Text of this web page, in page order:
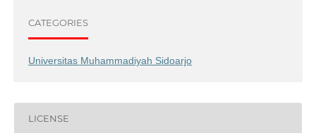
CATEGORIES
Universitas Muhammadiyah Sidoarjo
LICENSE